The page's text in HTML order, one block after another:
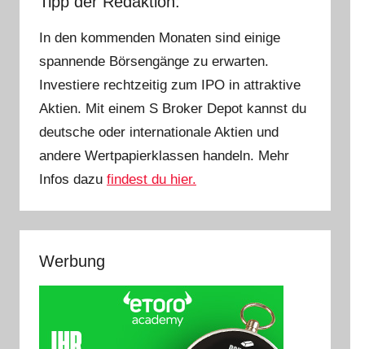
In den kommenden Monaten sind einige
spannende Börsengänge zu erwarten.
Investiere rechtzeitig zum IPO in attraktive
Aktien. Mit einem S Broker Depot kannst du
deutsche oder internationale Aktien und
andere Wertpapierklassen handeln. Mehr
Infos dazu findest du hier.
Werbung